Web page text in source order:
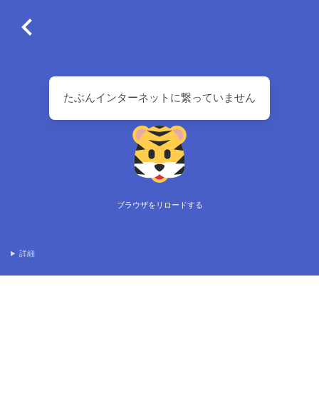
たぶんインターネットに繋っていません
ブラウザをリロードする
詳細